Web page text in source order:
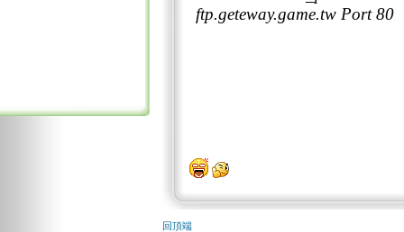
回頂端